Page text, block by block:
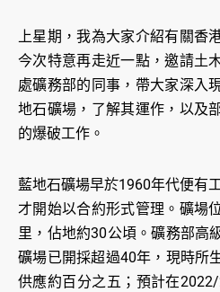
上星期，我為大家介紹有關香
今次特意再走近一點，邀請土
處礦務部的同事，帶大家深入
地石礦場，了解其運作，以及
的爆破工作。
藍地石礦場早於1960年代便有
才開始以合約形式管理。礦場
里，佔地約30公頃。礦務部高
礦場已開採超過40年，現時所
供應約百分之五；預計在